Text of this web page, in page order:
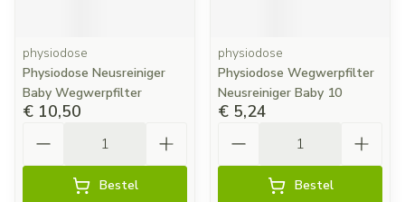
physiodose
Physiodose Neusreiniger
Baby Wegwerpfilter
€ 10,50
Bestel
physiodose
Physiodose Wegwerpfilter
Neusreiniger Baby 10
€ 5,24
Bestel